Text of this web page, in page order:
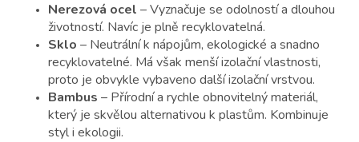
Nerezová ocel – Vyznačuje se odolností a dlouhou
životností. Navíc je plně recyklovatelná.
Sklo – Neutrální k nápojům, ekologické a snadno
recyklovatelné. Má však menší izolační vlastnosti,
proto je obvykle vybaveno další izolační vrstvou.
Bambus – Přírodní a rychle obnovitelný materiál,
který je skvělou alternativou k plastům. Kombinuje
styl i ekologii.